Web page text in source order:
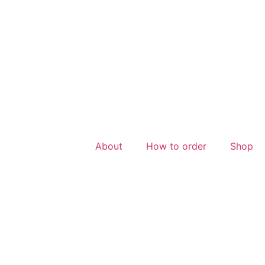
About How to order Shop